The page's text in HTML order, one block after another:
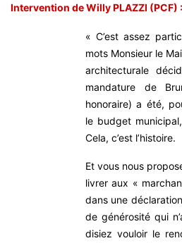
Intervention de Willy PLAZZI (PCF) :
« C’est assez
mots Monsieur le
architecturale
mandature de
honoraire) a été,
le budget
Cela, c’est l’histoire.
Et vous nous
livrer aux «
dans une
de générosité qui
disiez vouloir le